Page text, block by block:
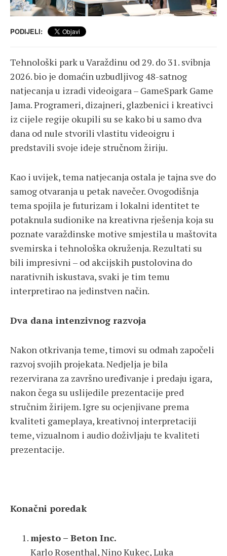
PODIJELI:
Tehnološki park u Varaždinu od 29. do 31. svibnja
2026. bio je domaćin uzbudljivog 48-satnog
natjecanja u izradi videoigara – GameSpark Game
Jama. Programeri, dizajneri, glazbenici i kreativci
iz cijele regije okupili su se kako bi u samo dva
dana od nule stvorili vlastitu videoigru i
predstavili svoje ideje stručnom žiriju.
Kao i uvijek, tema natjecanja ostala je tajna sve do
samog otvaranja u petak navečer. Ovogodišnja
tema spojila je futurizam i lokalni identitet te
potaknula sudionike na kreativna rješenja koja su
poznate varaždinske motive smjestila u maštovita
svemirska i tehnološka okruženja. Rezultati su
bili impresivni – od akcijskih pustolovina do
narativnih iskustava, svaki je tim temu
interpretirao na jedinstven način.
Dva dana intenzivnog razvoja
Nakon otkrivanja teme, timovi su odmah započeli
razvoj svojih projekata. Nedjelja je bila
rezervirana za završno uređivanje i predaju igara,
nakon čega su uslijedile prezentacije pred
stručnim žirijem. Igre su ocjenjivane prema
kvaliteti gameplaya, kreativnoj interpretaciji
teme, vizualnom i audio doživljaju te kvaliteti
prezentacije.
Konačni poredak
mjesto – Beton Inc.
Karlo Rosenthal, Nino Kukec, Luka